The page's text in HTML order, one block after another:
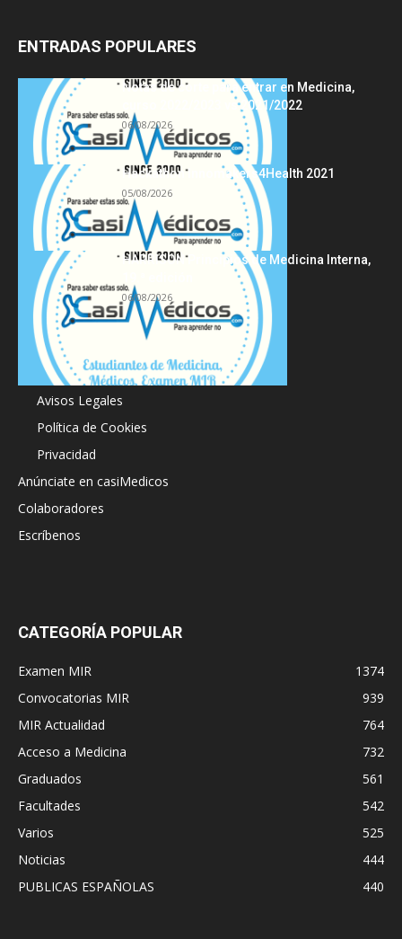
ENTRADAS POPULARES
Notas de corte para entrar en Medicina,
curso 2022/2023 vs 2021/2022
06/08/2026
Hackathon Innomakers4Health 2021
05/08/2026
HARRISON Principios de Medicina Interna,
06/08/2026
Acerca de
Avisos Legales
Política de Cookies
Privacidad
Anúnciate en casiMedicos
Colaboradores
Escríbenos
CATEGORÍA POPULAR
Examen MIR
1374
Convocatorias MIR
939
MIR Actualidad
764
Acceso a Medicina
732
Graduados
561
Facultades
542
Varios
525
Noticias
444
PUBLICAS ESPAÑOLAS
440